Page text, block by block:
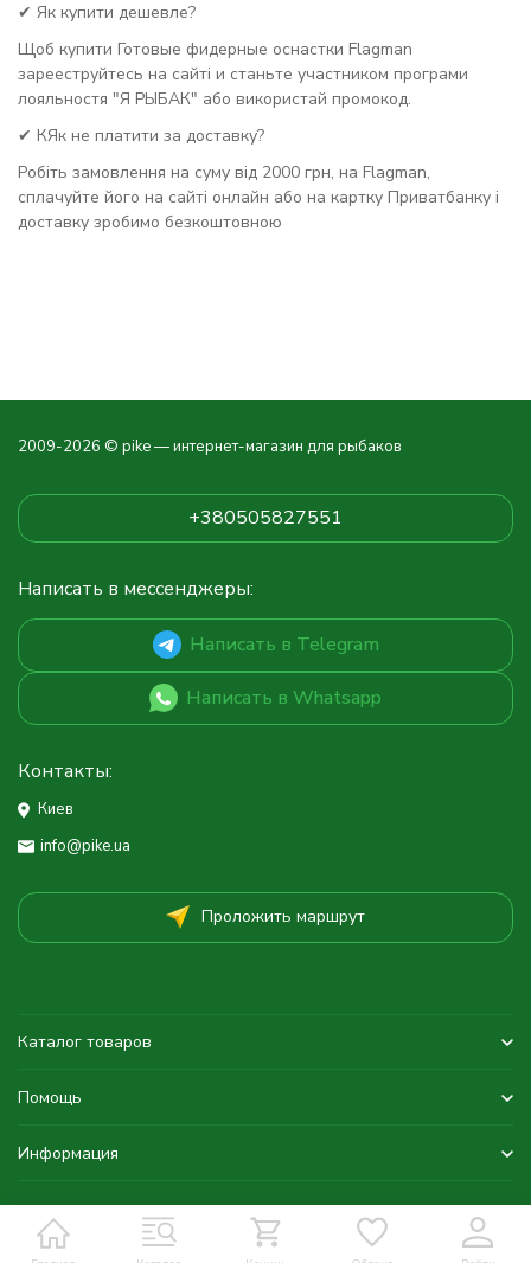
✔ Як купити дешевле?
Щоб купити Готовые фидерные оснастки Flagman
зарееструйтесь на сайті и станьте участником програми
лояльностя "Я РЫБАК" або використай промокод.
✔ КЯк не платити за доставку?
Робіть замовлення на суму від 2000 грн, на Flagman,
сплачуйте його на сайті онлайн або на картку Приватбанку і
доставку зробимо безкоштовною
2009-2026 © pike — интернет-магазин для рыбаков
+380505827551
Написать в мессенджеры:
Написать в Telegram
Написать в Whatsapp
Контакты:
Киев
info@pike.ua
Проложить маршрут
Каталог товаров
Помощь
Информация